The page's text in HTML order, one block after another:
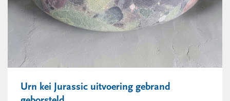
Urn kei Jurassic uitvoering gebrand